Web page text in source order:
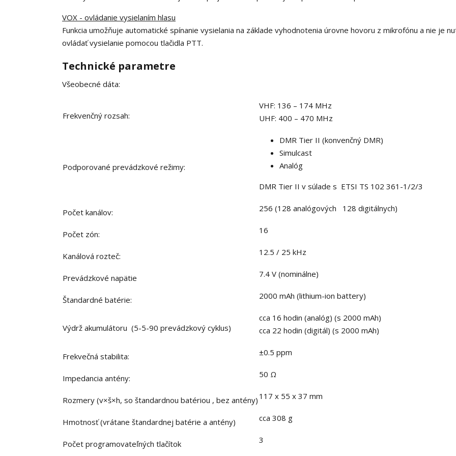
VOX - ovládanie vysielaním hlasu
Funkcia umožňuje automatické spínanie vysielania na základe vyhodnotenia úrovne hovoru z mikrofónu a nie je
ovládať vysielanie pomocou tlačidla PTT.
Technické parametre
Všeobecné dáta:
Frekvenčný rozsah:
VHF: 136 – 174 MHz
UHF: 400 – 470 MHz
Podporované prevádzkové režimy:
DMR Tier II (konvenčný DMR)
Simulcast
Analóg
DMR Tier II v súlade s ETSI TS 102 361-1/2/3
Počet kanálov: 256 (128 analógových 128 digitálnych)
Počet zón: 16
Kanálová rozteč: 12.5 / 25 kHz
Prevádzkové napätie 7.4 V (nominálne)
Štandardné batérie: 2000 mAh (lithium-ion battery)
Výdrž akumulátoru (5-5-90 prevádzkový cyklus)
cca 16 hodin (analóg) (s 2000 mAh)
cca 22 hodin (digitál) (s 2000 mAh)
Frekvečná stabilita: ±0.5 ppm
Impedancia antény: 50 Ω
Rozmery (v×š×h, so štandardnou batériou , bez antény) 117 x 55 x 37 mm
Hmotnosť (vrátane štandardnej batérie a antény) cca 308 g
Počet programovateľných tlačítok 3